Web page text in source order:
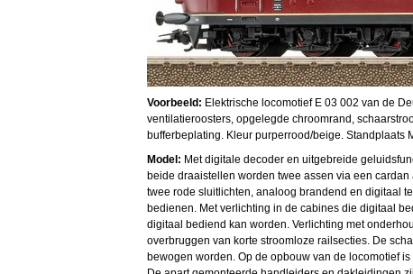
Voorbeeld: Elektrische locomotief E 03 002 van de
ventilatieroosters, opgelegde chroomrand,
bufferbeplating. Kleur purperrood/beige. Standplaats
Model: Met digitale decoder en uitgebreide
beide draaistellen worden twee assen via een
twee rode sluitlichten, analoog brandend en digitaal
bedienen. Met verlichting in de cabines die digitaal
digitaal bediend kan worden. Verlichting met
overbruggen van korte stroomloze railsecties. De
bewogen worden. Op de opbouw van de locomotief